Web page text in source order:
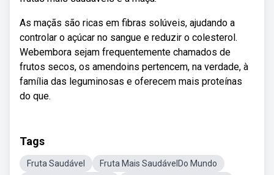
As maçãs são ricas em fibras solúveis, ajudando a
controlar o açúcar no sangue e reduzir o colesterol.
Webembora sejam frequentemente chamados de
frutos secos, os amendoins pertencem, na verdade, à
família das leguminosas e oferecem mais proteínas
do que.
Tags
Fruta Saudável
Fruta Mais SaudávelDo Mundo